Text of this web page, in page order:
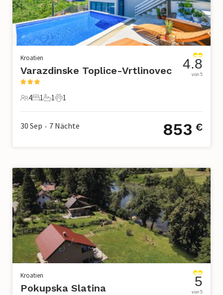
Kroatien
Varazdinske Toplice-Vrtlinovec
4 Gäste
4
1 Schlafzimmer
1
1 Badezimmer
1
1 Haustier
1
4.8
von 5
30 Sep • 7 Nächte 853 €
Kroatien
Pokupska Slatina 5
von 5